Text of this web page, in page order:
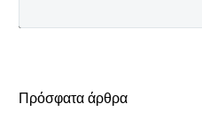
Πρόσφατα άρθρα